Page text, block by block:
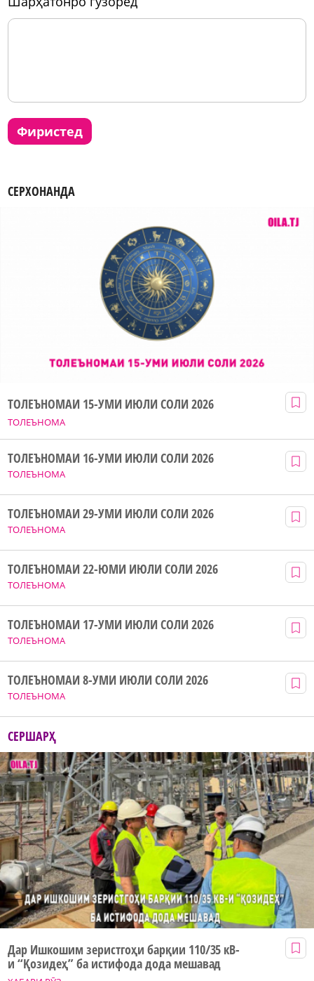
фиристед
СЕРХОНАНДА
ТОЛЕЪНОМА
ТОЛЕЪНОМАИ 15-УМИ ИЮЛИ СОЛИ 2026
ТОЛЕЪНОМА
ТОЛЕЪНОМАИ 16-УМИ ИЮЛИ СОЛИ 2026
ТОЛЕЪНОМА
ТОЛЕЪНОМАИ 29-УМИ ИЮЛИ СОЛИ 2026
ТОЛЕЪНОМА
ТОЛЕЪНОМАИ 22-ЮМИ ИЮЛИ СОЛИ 2026
ТОЛЕЪНОМА
ТОЛЕЪНОМАИ 17-УМИ ИЮЛИ СОЛИ 2026
ТОЛЕЪНОМА
ТОЛЕЪНОМАИ 8-УМИ ИЮЛИ СОЛИ 2026
СЕРШАРҲ
Дар Ишкошим зеристгоҳи барқии 110/35 кВ-
и “Қозидеҳ” ба истифода дода мешавад